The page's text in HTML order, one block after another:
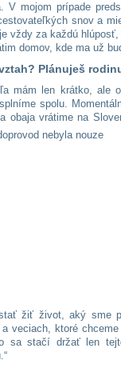
V mojom prípade
snov a
vždy za každú
domov, kde ma už
Plánuješ
mám len krátko, ale
spolu.
obaja vrátime na
žiť život, aký sme
veciach, ktoré
sa stačí držať len